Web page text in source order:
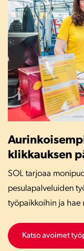
klikkauksen
SOL tarjoaa
pesulapalveluiden
työpaikkoihin ja hae
Katso avoimet